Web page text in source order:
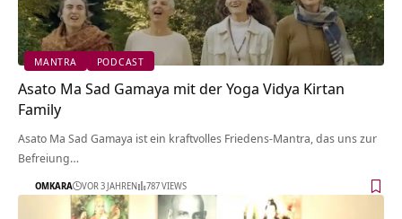
MANTRA PODCAST
Asato Ma Sad Gamaya mit der Yoga Vidya Kirtan
Family
Asato Ma Sad Gamaya ist ein kraftvolles Friedens-Mantra, das uns zur
Befreiung…
OMKARA VOR 3 JAHREN 787 VIEWS